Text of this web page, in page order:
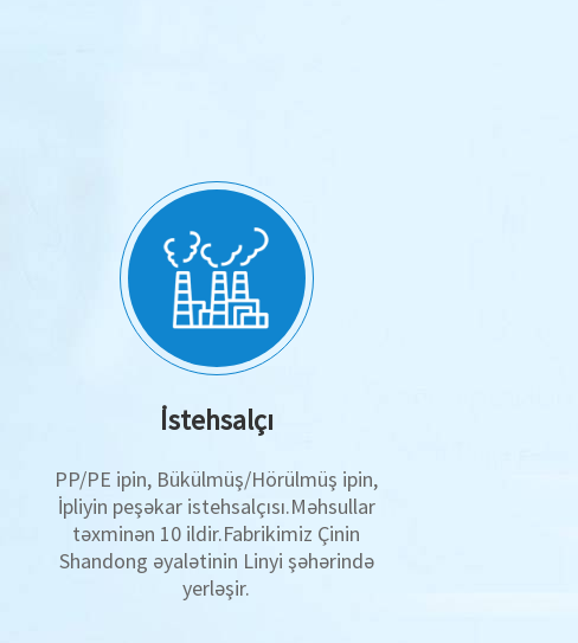
İstehsalçı
PP/PE ipin, Bükülmüş/Hörülmüş ipin,
İpliyin peşəkar istehsalçısı.Məhsullar
təxminən 10 ildir.Fabrikimiz Çinin
Shandong əyalətinin Linyi şəhərində
yerləşir.